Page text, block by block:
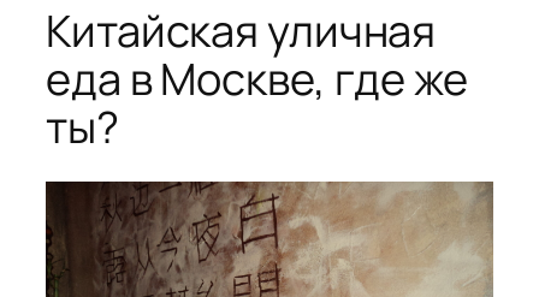
Китайская уличная
еда в Москве, где же
ты?